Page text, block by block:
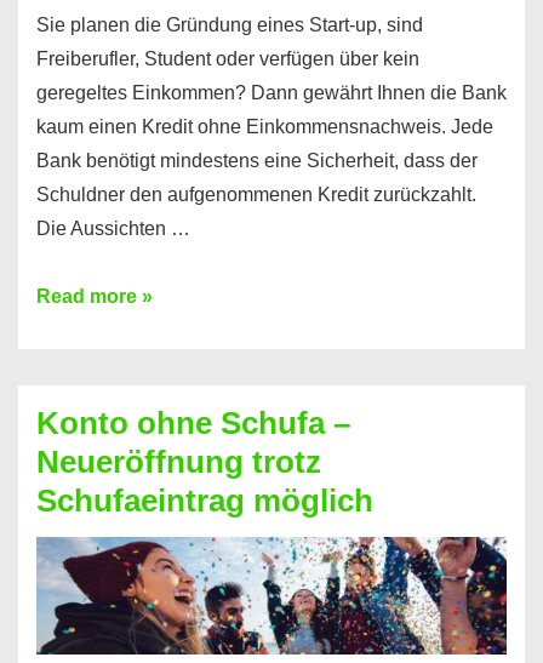
Sie planen die Gründung eines Start-up, sind
Freiberufler, Student oder verfügen über kein
geregeltes Einkommen? Dann gewährt Ihnen die Bank
kaum einen Kredit ohne Einkommensnachweis. Jede
Bank benötigt mindestens eine Sicherheit, dass der
Schuldner den aufgenommenen Kredit zurückzahlt.
Die Aussichten …
Mit
Sie
einen
Kredit
ohne
Einkommensnachweis
Read more »
Konto ohne Schufa –
Neueröffnung trotz
Schufaeintrag möglich